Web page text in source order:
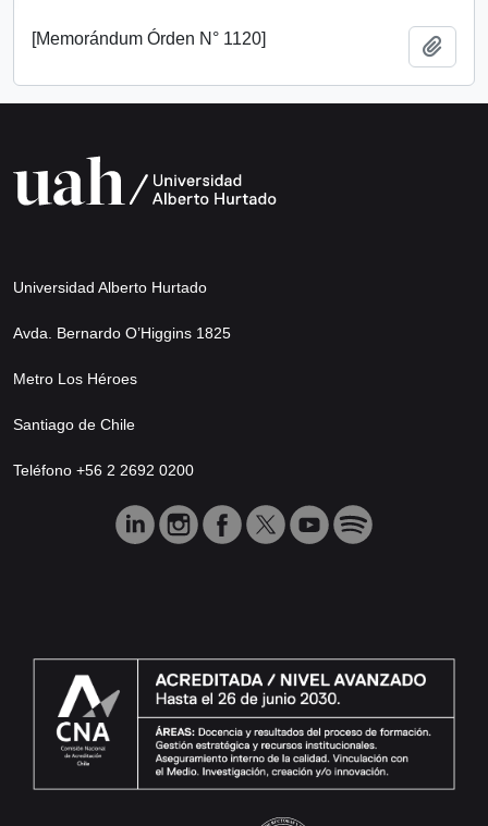
[Memorándum Órden N° 1120]
Universidad Alberto Hurtado
Avda. Bernardo O’Higgins 1825
Metro Los Héroes
Santiago de Chile
Teléfono +56 2 2692 0200